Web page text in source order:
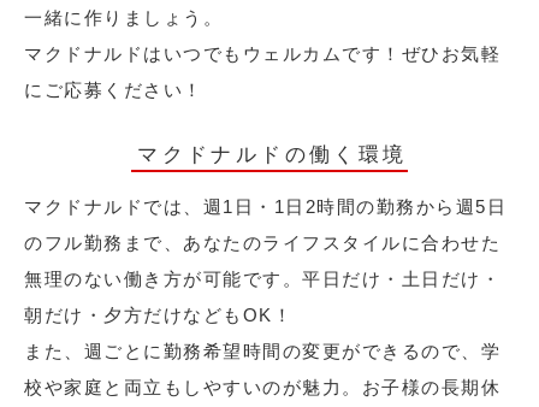
一緒に作りましょう。
マクドナルドはいつでもウェルカムです！ぜひお気軽
にご応募ください！
マクドナルドの働く環境
マクドナルドでは、週1日・1日2時間の勤務から週5日
のフル勤務まで、あなたのライフスタイルに合わせた
無理のない働き方が可能です。平日だけ・土日だけ・
朝だけ・夕方だけなどもOK！
また、週ごとに勤務希望時間の変更ができるので、学
校や家庭と両立もしやすいのが魅力。お子様の長期休